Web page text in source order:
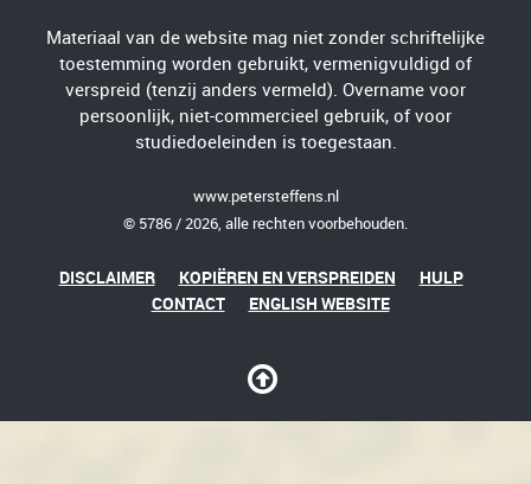
Materiaal van de website mag niet zonder schriftelijke
toestemming worden gebruikt, vermenigvuldigd of
verspreid (tenzij anders vermeld). Overname voor
persoonlijk, niet-commercieel gebruik, of voor
studiedoeleinden is toegestaan.
www.petersteffens.nl
© 5786 / 2026, alle rechten voorbehouden.
DISCLAIMER KOPIËREN EN VERSPREIDEN
HULP
CONTACT
ENGLISH WEBSITE